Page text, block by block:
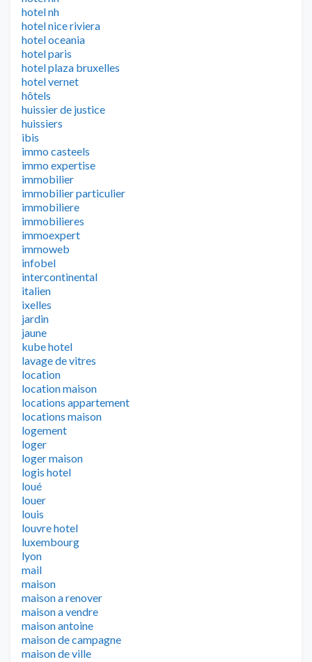
hotel nh
hotel nice riviera
hotel oceania
hotel paris
hotel plaza bruxelles
hotel vernet
hôtels
huissier de justice
huissiers
ibis
immo casteels
immo expertise
immobilier
immobilier particulier
immobiliere
immobilieres
immoexpert
immoweb
infobel
intercontinental
italien
ixelles
jardin
jaune
kube hotel
lavage de vitres
location
location maison
locations appartement
locations maison
logement
loger
loger maison
logis hotel
loué
louer
louis
louvre hotel
luxembourg
lyon
mail
maison
maison a renover
maison a vendre
maison antoine
maison de campagne
maison de ville